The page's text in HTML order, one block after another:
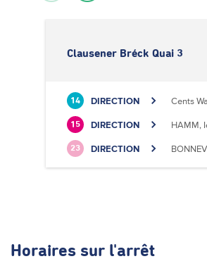
Clausener Bréck Quai 3
14 DIRECTION Cents
15 DIRECTION HAMM,
23 DIRECTION
Horaires sur l'arrêt